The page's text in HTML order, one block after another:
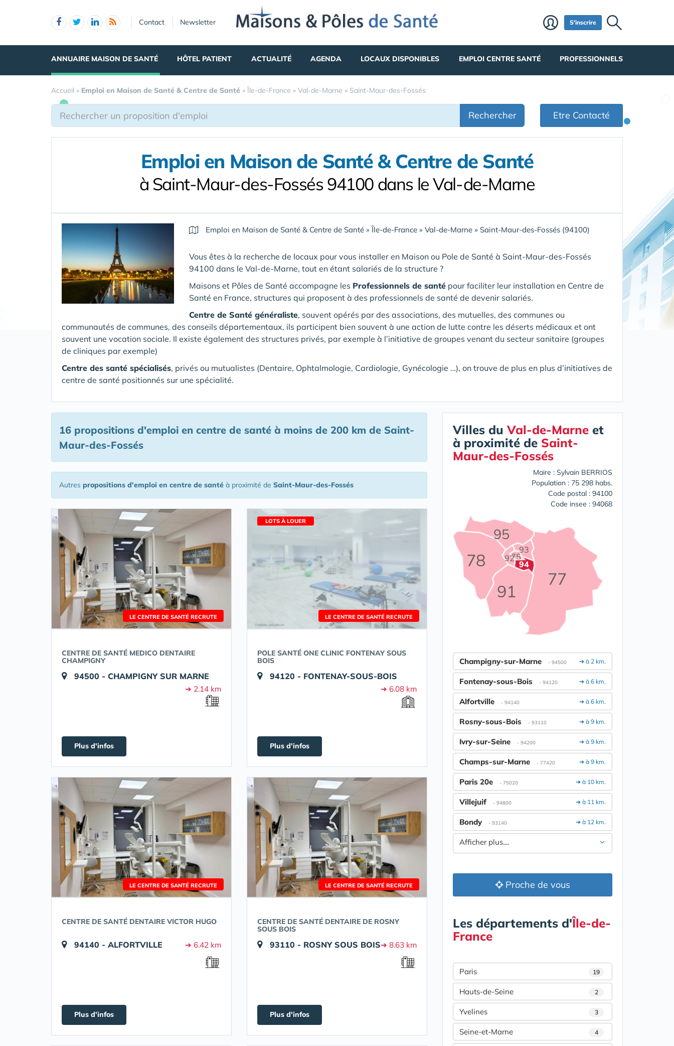
Contact Newsletter S'inscrire
ANNUAIRE MAISON DE SANTÉ HÔTEL PATIENT ACTUALITÉ AGENDA LOCAUX DISPONIBLES EMPLOI CENTRE SANTÉ PROFESSIONNELS
Accueil » Emploi en Maison de Santé & Centre de Santé » Île-de-France » Val-de-Marne » Saint-Maur-des-Fossés
Rechercher Etre Contacté
Emploi en Maison de Santé & Centre de Santé
à Saint-Maur-des-Fossés 94100 dans le Val-de-Marne
Emploi en Maison de Santé & Centre de Santé »Île-de-France » Val-de-Marne » Saint-Maur-des-Fossés (94100)
Vous êtes à la recherche de locaux pour vous installer en Maison ou Pole de Santé à Saint-Maur-des-Fossés
94100 dans le Val-de-Marne, tout en étant salariés de la structure ?
Maisons et Pôles de Santé accompagne les Professionnels de santé pour faciliter leur installation en Centre de
Santé en France, structures qui proposent à des professionnels de santé de devenir salariés.
Centre de Santé généraliste, souvent opérés par des associations, des mutuelles, des communes ou
communautés de communes, des conseils départementaux, ils participent bien souvent à une action de lutte contre les déserts médicaux et ont
souvent une vocation sociale. Il existe également des structures privés, par exemple à l’initiative de groupes venant du secteur sanitaire (groupes
de cliniques par exemple)
Centre des santé spécialisés, privés ou mutualistes (Dentaire, Ophtalmologie, Cardiologie, Gynécologie …), on trouve de plus en plus d’initiatives de
centre de santé positionnés sur une spécialité.
16 propositions d'emploi en centre de santé à moins de 200 km de Saint-
Maur-des-Fossés
Autres propositions d'emploi en centre de santé à proximité de Saint-Maur-des-Fossés
LE CENTRE DE SANTÉ RECRUTE
CENTRE DE SANTÉ MEDICO DENTAIRE
CHAMPIGNY
94500 - CHAMPIGNY SUR MARNE
➔ 2.14 km
Plus d'infos
LE CENTRE DE SANTÉ RECRUTE
LOTS À LOUER
POLE SANTÉ ONE CLINIC FONTENAY SOUS
BOIS
94120 - FONTENAY-SOUS-BOIS
➔ 6.08 km
Plus d'infos
LE CENTRE DE SANTÉ RECRUTE
CENTRE DE SANTÉ DENTAIRE VICTOR HUGO
94140 - ALFORTVILLE ➔ 6.42 km
Plus d'infos
LE CENTRE DE SANTÉ RECRUTE
CENTRE DE SANTÉ DENTAIRE DE ROSNY
SOUS BOIS
93110 - ROSNY SOUS BOIS➔ 8.63 km
Plus d'infos
Villes duVal-de-Marne et
à proximité de Saint-
Maur-des-Fossés
Maire : Sylvain BERRIOS
Population : 75 298 habs.
Code postal : 94100
Code insee : 94068
75
77
78
91
92
93
94
95
➔ à 2 km.
Champigny-sur-Marne - 94500
➔ à 6 km.
Fontenay-sous-Bois - 94120
➔ à 6 km.
Alfortville - 94140
➔ à 9 km.
Rosny-sous-Bois - 93110
➔ à 9 km.
Ivry-sur-Seine - 94200
➔ à 9 km.
Champs-sur-Marne - 77420
➔ à 10 km.
Paris 20e - 75020
➔ à 11 km.
Villejuif - 94800
➔ à 12 km.
Bondy - 93140
Afficher plus....
Proche de vous
Les départements d'Île-de-
France
Paris 19
Hauts-de-Seine 2
Yvelines 3
Seine-et-Marne 4